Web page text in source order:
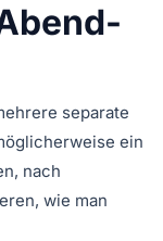
separate
ein
nach
wie man